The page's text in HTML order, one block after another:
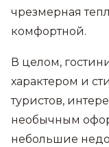
чрезмерная
комфортной.
В целом,
характером и
туристов,
необычным
небольшие